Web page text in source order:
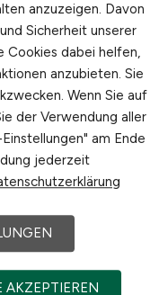
eine zentrale
Plattform richtet
nach
suchen –
bis hin zu
die
dass
anzuzeigen. Davon
Sicherheit unserer
Cookies dabei helfen,
anzubieten. Sie
Wenn Sie auf
der Verwendung aller
am Ende
jederzeit
AKZEPTIEREN